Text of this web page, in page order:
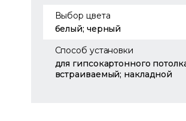
Выбор цвета
белый; черный
Способ установки
для гипсокартонного
встраиваемый; накладной